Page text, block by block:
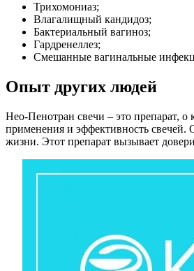
Трихомониаз;
Влагалищный кандидоз;
Бактериальный вагиноз;
Гардренеллез;
Смешанные вагинальные
Опыт других людей
Нео-Пенотран свечи – это препарат,
применения и эффективность свечей.
жизни. Этот препарат вызывает